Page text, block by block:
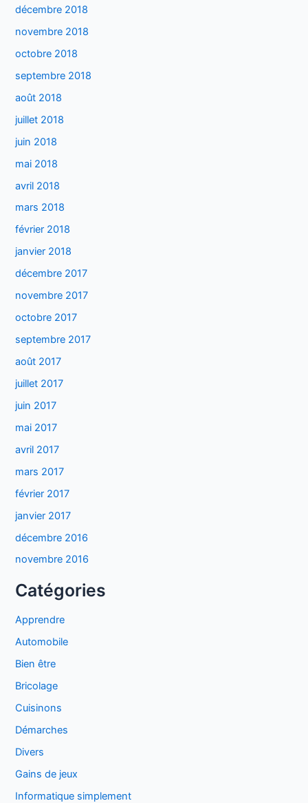
décembre 2018
novembre 2018
octobre 2018
septembre 2018
août 2018
juillet 2018
juin 2018
mai 2018
avril 2018
mars 2018
février 2018
janvier 2018
décembre 2017
novembre 2017
octobre 2017
septembre 2017
août 2017
juillet 2017
juin 2017
mai 2017
avril 2017
mars 2017
février 2017
janvier 2017
décembre 2016
novembre 2016
Catégories
Apprendre
Automobile
Bien être
Bricolage
Cuisinons
Démarches
Divers
Gains de jeux
Informatique simplement